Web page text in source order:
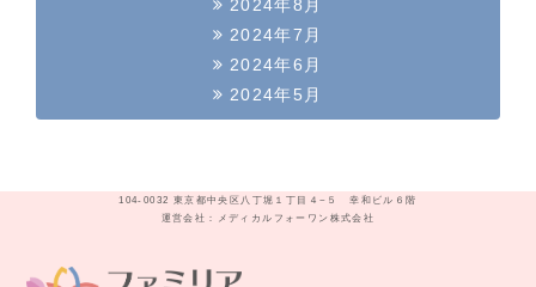
2024年8月
2024年7月
2024年6月
2024年5月
運営会社：メディカルフォーワン株式会社
104-0032 東京都中央区八丁堀１丁目４−５ 幸和ビル６階